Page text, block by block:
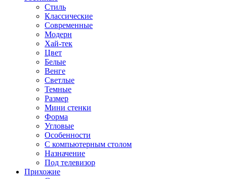
Стиль
Классические
Современные
Модерн
Хай-тек
Цвет
Белые
Венге
Светлые
Темные
Размер
Мини стенки
Форма
Угловые
Особенности
С компьютерным столом
Назначение
Под телевизор
Прихожие